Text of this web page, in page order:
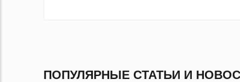
ПОПУЛЯРНЫЕ СТАТЬИ И